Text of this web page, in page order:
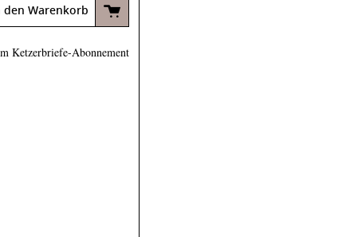
den Warenkorb
Ketzerbriefe-Abonnement